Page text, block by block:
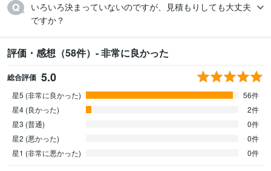
いろいろ決まっていないのですが、見積もりしても大丈夫
ですか？
評価・感想（58件）- 非常に良かった
総合評価 5.0
星5 (非常に良かった)
56件
星4 (良かった)
2件
星3 (普通)
0件
星2 (悪かった)
0件
星1 (非常に悪かった)
0件